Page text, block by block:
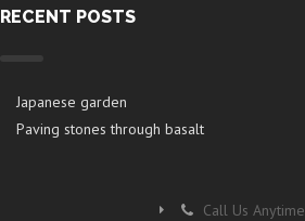
RECENT POSTS
Japanese garden
Paving stones through basalt
Call Us Anytime